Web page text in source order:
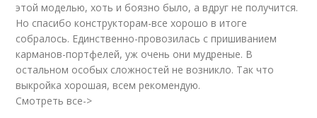
этой моделью, хоть и боязно было, а вдруг не получится.
Но спасибо конструкторам-все хорошо в итоге
собралось. Единственно-провозилась с пришиванием
карманов-портфелей, уж очень они мудреные. В
остальном особых сложностей не возникло. Так что
выкройка хорошая, всем рекомендую.
Смотреть все->